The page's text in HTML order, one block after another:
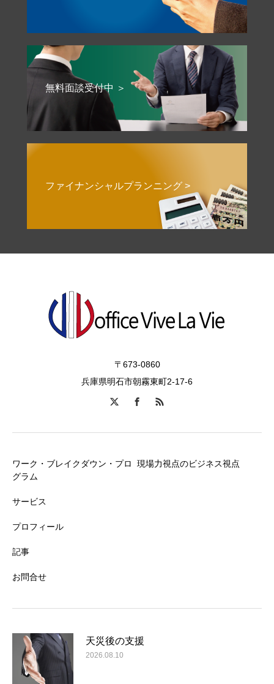
無料面談受付中 ＞
ファイナンシャルプランニング >
〒673-0860
兵庫県明石市朝霧東町2-17-6
ワーク・ブレイクダウン・プロ
グラム
サービス
プロフィール
記事
お問合せ
現場力視点のビジネス視点
天災後の支援
2026.08.10